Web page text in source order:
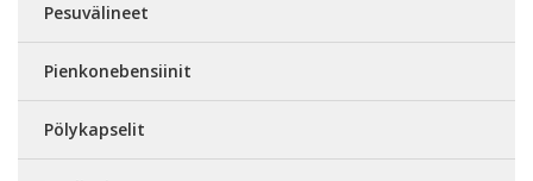
Pesuvälineet
Pienkonebensiinit
Pölykapselit